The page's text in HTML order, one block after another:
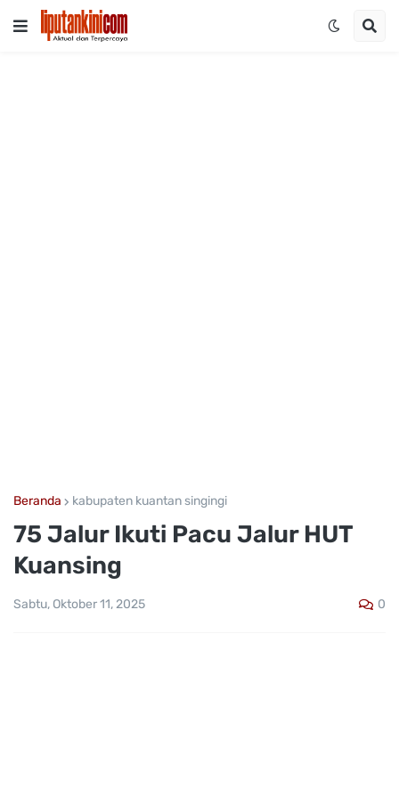
Beranda kabupaten kuantan singingi
75 Jalur Ikuti Pacu Jalur HUT
Kuansing
Sabtu, Oktober 11, 2025 0